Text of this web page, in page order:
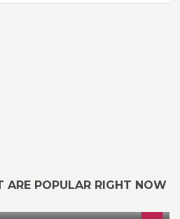
ARE POPULAR RIGHT NOW